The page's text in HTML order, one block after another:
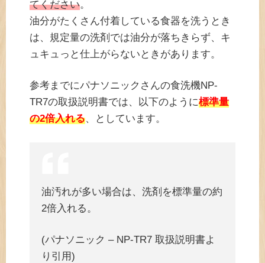
てください。
油分がたくさん付着している食器を洗うとき
は、規定量の洗剤では油分が落ちきらず、キ
ュキュっと仕上がらないときがあります。
参考までにパナソニックさんの食洗機NP-
TR7の取扱説明書では、以下のように標準量
の2倍入れる、としています。
油汚れが多い場合は、洗剤を標準量の約
2倍入れる。
(パナソニック – NP-TR7 取扱説明書よ
り引用)